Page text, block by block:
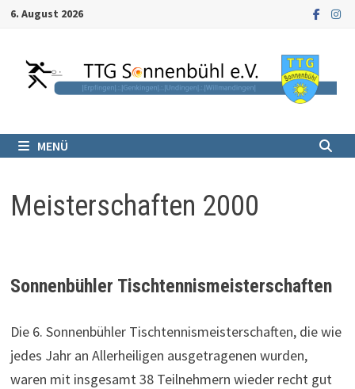
Zum6. August 2026
MENÜ
Meisterschaften 2000
Sonnenbühler Tischtennismeisterschaften
Die 6. Sonnenbühler Tischtennismeisterschaften, die wie
jedes Jahr an Allerheiligen ausgetragenen wurden,
waren mit insgesamt 38 Teilnehmern wieder recht gut